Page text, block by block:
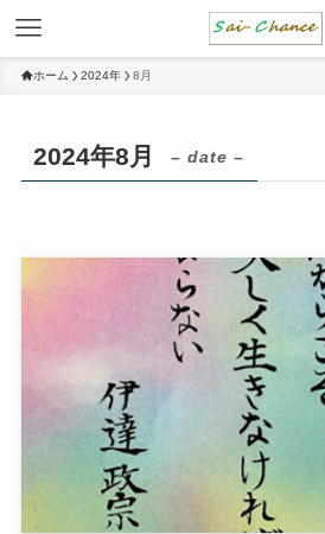
ホーム 2024年 8月
2024年8月 – date –